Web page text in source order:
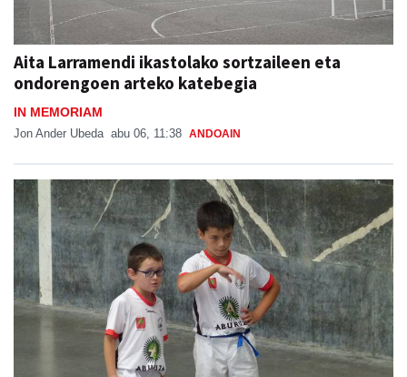
Aita Larramendi ikastolako sortzaileen eta
ondorengoen arteko katebegia
IN MEMORIAM
Jon Ander Ubeda abu 06, 11:38 ANDOAIN